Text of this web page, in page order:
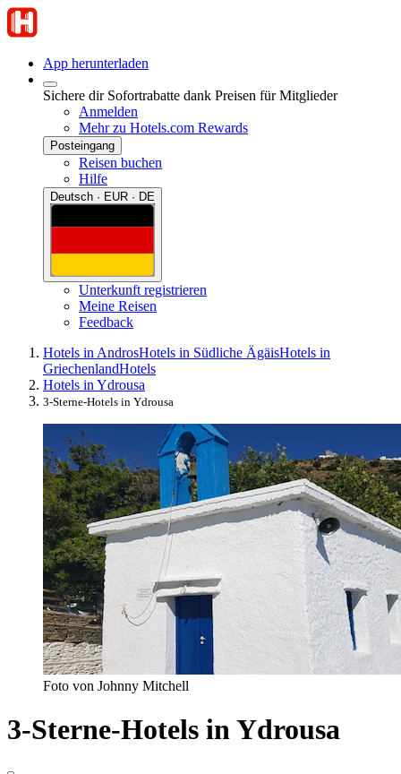
App herunterladen
Sichere dir Sofortrabatte dank Preisen für Mitglieder
Anmelden
Mehr zu Hotels.com Rewards
Posteingang
Reisen buchen
Hilfe
Deutsch · EUR · DE
Unterkunft registrieren
Meine Reisen
Feedback
Hotels in AndrosHotels in Südliche ÄgäisHotels in
GriechenlandHotels
Hotels in Ydrousa
3-Sterne-Hotels in Ydrousa
Foto von Johnny Mitchell
3-Sterne-Hotels in Ydrousa